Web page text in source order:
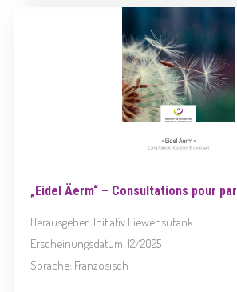
„Eidel Äerm“ – Consultations pour
Herausgeber: Initiativ Liewensufank
Erscheinungsdatum: 12/2025
Sprache: Französisch